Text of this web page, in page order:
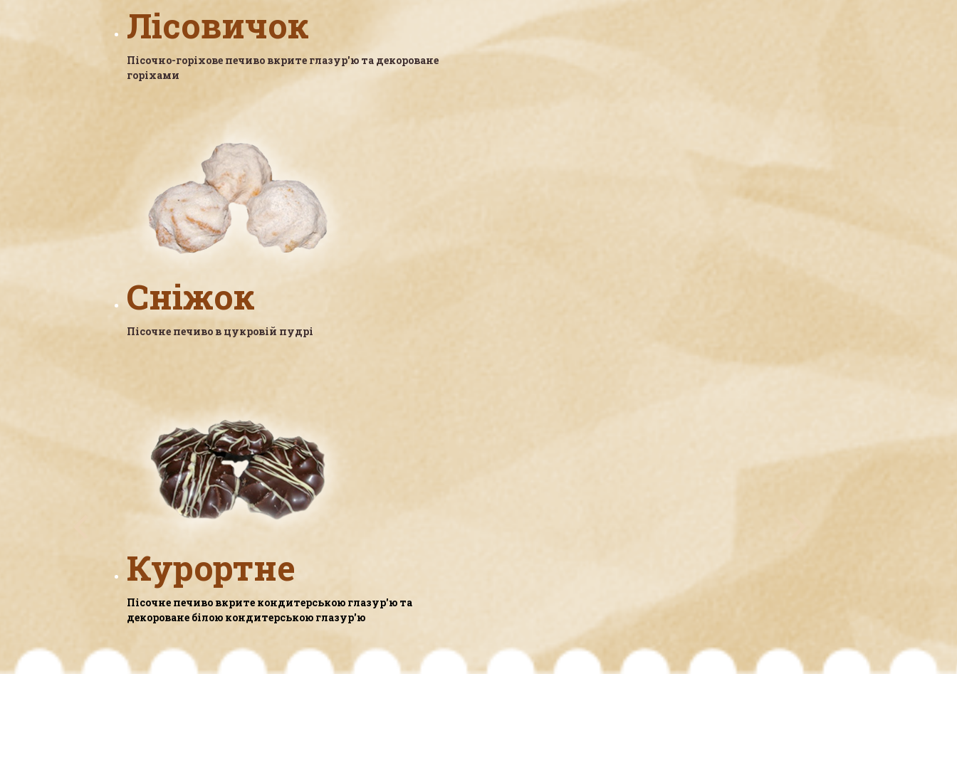
Лісовичок
Пісочно-горіхове печиво вкрите глазур'ю та декороване
горіхами
Сніжок
Пісочне печиво в цукровій пудрі
Курортне
Пісочне печиво вкрите кондитерською глазур'ю та
декороване білою кондитерською глазур'ю